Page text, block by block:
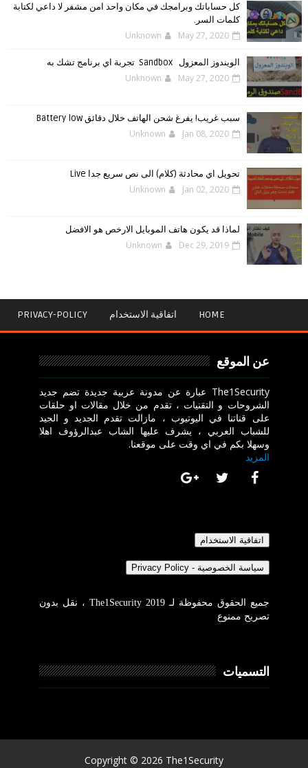
كل حساباتك وبرامجك في مكان واحد امن مشفر لا داعي لكتابة
كلمات السر.
Unknown May 27, 2020
الويندوز ‏المعزول ‏Sandbox ‎ ‎ ‏ ‏تجربة ‏اي ‏برنامج ‏تشك ‏به
Unknown May 27, 2020
سبب غريب! يفرغ شحن الهاتف خلال دقائق Battery low
Unknown Jan 08, 2020
تحويل اي محادثة (كلام) الى نص سريع جدا Live
Unknown Jan 02, 2020
لماذا قد يكون هاتف الموبايل الارخص هو الافضل
Unknown Dec 29, 2019
HOME اتفاقية الاستخدام PRIVACY-POLICY
عن الموقع
The1Security عبارة عن مدونة عربية جديدة تضم جديد
الشروحات و التقنيات ، تقدم من خلال مقالات او حلقات
على قناتنا في اليوتيوب ، مازالت تقدم الجديد و الجيد
للشباب العربي ، يشرف عليها الشاب عبدالرؤوف اهلا
وسهلا بكم في اي وقت على موقعنا.
المزيد
جميع الحقوق محفوظة لـ The1Security 2019 ، نقل بدون
تصريح ممنوع
التسميات
Copyright © 2026 The1Security